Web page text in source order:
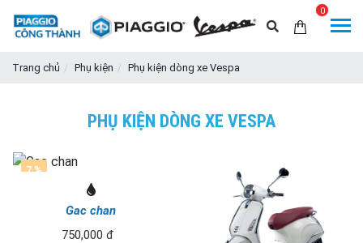
0
Trang chủ Phụ kiện Phụ kiện dòng xe Vespa
PHỤ KIỆN DÒNG XE VESPA
7 %
Gac chan
750,000 đ